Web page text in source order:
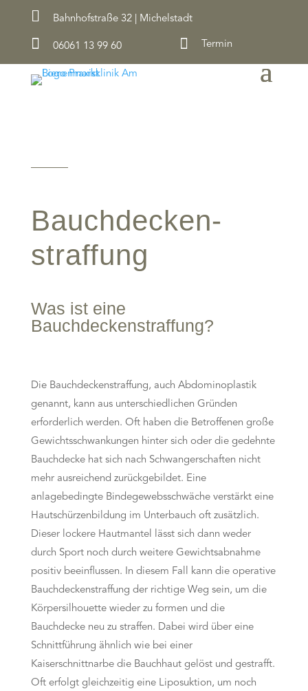
 Bahnhofstraße 32 | Michelstadt
 Termin
 06061 13 99 60
Bauchdecken­
straffung
Was ist eine
Bauchdeckenstraffung?
Die Bauchdeckenstraffung, auch Abdominoplastik
genannt, kann aus unterschiedlichen Gründen
erforderlich werden. Oft haben die Betroffenen große
Gewichtsschwankungen hinter sich oder die gedehnte
Bauchdecke hat sich nach Schwangerschaften nicht
mehr ausreichend zurückgebildet. Eine
anlagebedingte Bindegewebsschwäche verstärkt eine
Hautschürzenbildung im Unterbauch oft zusätzlich.
Dieser lockere Hautmantel lässt sich dann weder
durch Sport noch durch weitere Gewichtsabnahme
positiv beeinflussen. In diesem Fall kann die operative
Bauchdeckenstraffung der richtige Weg sein, um die
Körpersilhouette wieder zu formen und die
Bauchdecke neu zu straffen. Dabei wird über eine
Schnittführung ähnlich wie bei einer
Kaiserschnittnarbe die Bauchhaut gelöst und gestrafft.
Oft erfolgt gleichzeitig eine Liposuktion, um noch